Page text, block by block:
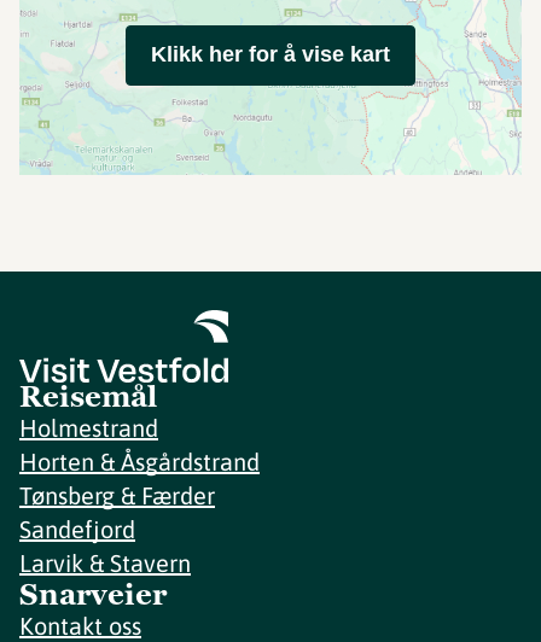
Klikk her for å vise kart
Reisemål
Holmestrand
Horten & Åsgårdstrand
Tønsberg & Færder
Sandefjord
Larvik & Stavern
Snarveier
Kontakt oss